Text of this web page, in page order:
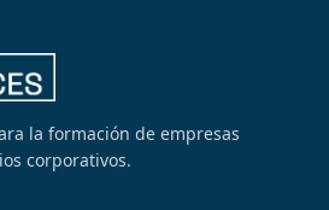
la formación de empresas
corporativos.